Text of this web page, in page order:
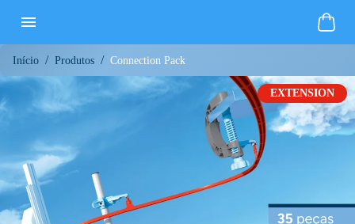
Início / Produtos / Connection Pack
EXTENSION